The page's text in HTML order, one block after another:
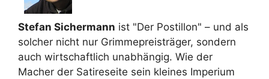
Stefan Sichermann ist "Der Postillon" – und als
solcher nicht nur Grimmepreisträger, sondern
auch wirtschaftlich unabhängig. Wie der
Macher der Satireseite sein kleines Imperium